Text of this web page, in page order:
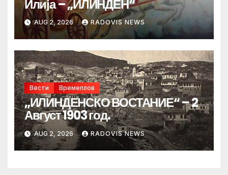
Илија – „ИЛИНДЕН“
AUG 2, 2026 RADOVIS NEWS
Вести Времеплов
„ИЛИНДЕНСКО ВОСТАНИЕ“ – 2
Август 1903 год.
AUG 2, 2026 RADOVIS NEWS